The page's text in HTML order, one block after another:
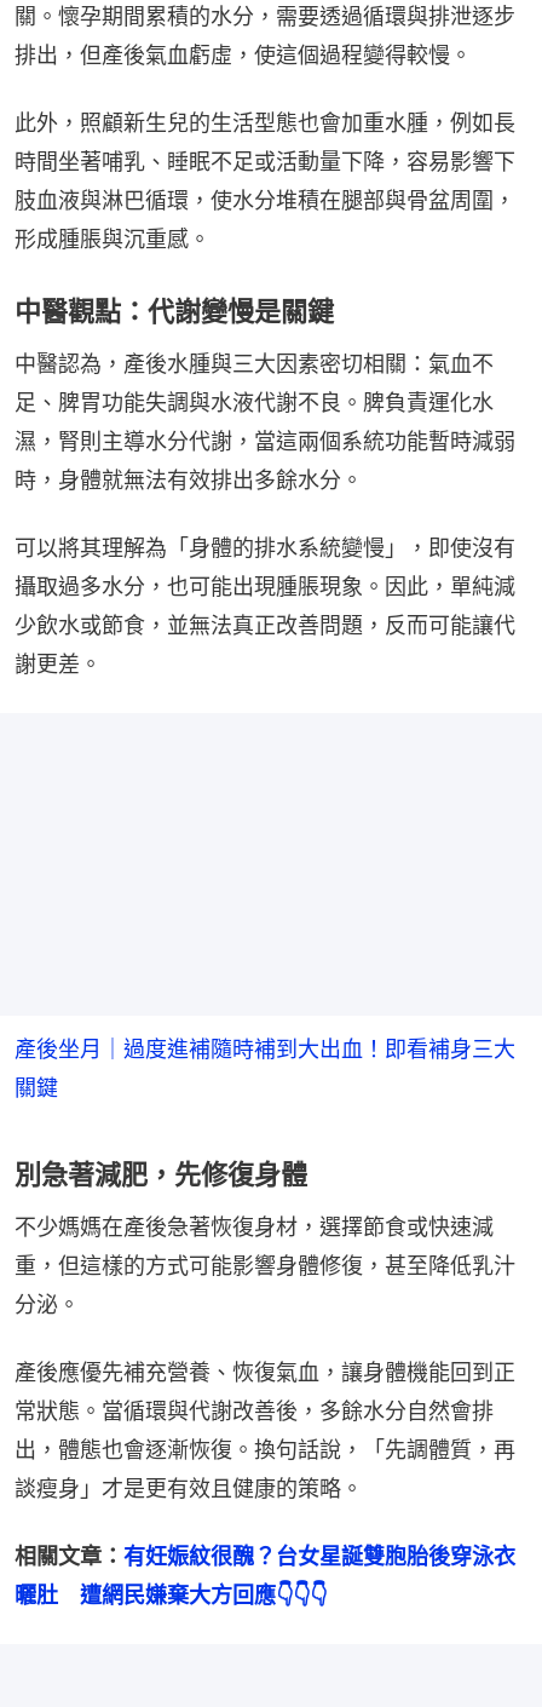
關。懷孕期間累積的水分，需要透過循環與排泄逐步
排出，但產後氣血虧虛，使這個過程變得較慢。
此外，照顧新生兒的生活型態也會加重水腫，例如長
時間坐著哺乳、睡眠不足或活動量下降，容易影響下
肢血液與淋巴循環，使水分堆積在腿部與骨盆周圍，
形成腫脹與沉重感。
中醫觀點：代謝變慢是關鍵
中醫認為，產後水腫與三大因素密切相關：氣血不
足、脾胃功能失調與水液代謝不良。脾負責運化水
濕，腎則主導水分代謝，當這兩個系統功能暫時減弱
時，身體就無法有效排出多餘水分。
可以將其理解為「身體的排水系統變慢」，即使沒有
攝取過多水分，也可能出現腫脹現象。因此，單純減
少飲水或節食，並無法真正改善問題，反而可能讓代
謝更差。
產後坐月｜過度進補隨時補到大出血！即看補身三大
關鍵
別急著減肥，先修復身體
不少媽媽在產後急著恢復身材，選擇節食或快速減
重，但這樣的方式可能影響身體修復，甚至降低乳汁
分泌。
產後應優先補充營養、恢復氣血，讓身體機能回到正
常狀態。當循環與代謝改善後，多餘水分自然會排
出，體態也會逐漸恢復。換句話說，「先調體質，再
談瘦身」才是更有效且健康的策略。
相關文章： 有妊娠紋很醜？台女星誕雙胞胎後穿泳衣
曬肚　遭網民嫌棄大方回應👇👇👇